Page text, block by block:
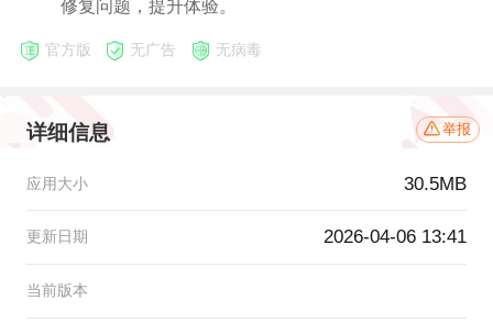
修复问题，提升体验。
官方版 无广告 无病毒
详细信息 举报
应用大小 30.5MB
更新日期 2026-04-06 13:41
当前版本